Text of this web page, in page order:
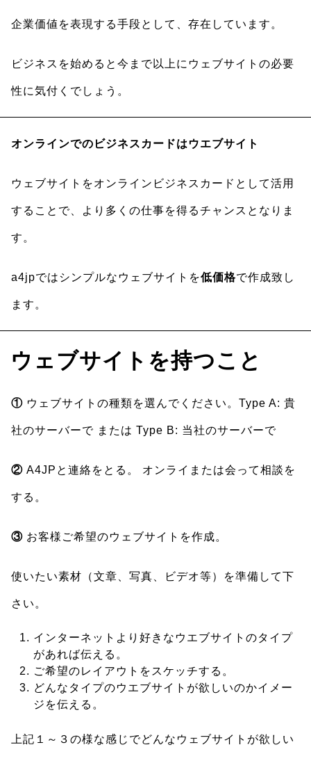
企業価値を表現する手段として、存在しています。
ビジネスを始めると今まで以上にウェブサイトの必要
性に気付くでしょう。
オンラインでのビジネスカードはウエブサイト
ウェブサイトをオンラインビジネスカードとして活用
することで、より多くの仕事を得るチャンスとなりま
す。
a4jpではシンプルなウェブサイトを低価格で作成致し
ます。
ウェブサイトを持つこと
① ウェブサイトの種類を選んでください。Type A: 貴
社のサーバーで または Type B: 当社のサーバーで
② A4JPと連絡をとる。 オンライまたは会って相談を
する。
③ お客様ご希望のウェブサイトを作成。
使いたい素材（文章、写真、ビデオ等）を準備して下
さい。
インターネットより好きなウエブサイトのタイプ
があれば伝える。
ご希望のレイアウトをスケッチする。
どんなタイプのウエブサイトが欲しいのかイメー
ジを伝える。
上記１～３の様な感じでどんなウェブサイトが欲しい